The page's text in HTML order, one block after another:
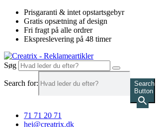
Videre
indhold
Prisgaranti & intet opstartsgebyr
Gratis opsætning af design
Fri fragt på alle ordrer
Ekspreslevering på 48 timer
Søg
Search for:
Search
Button
71 71 20 71
hej@creatrix.dk